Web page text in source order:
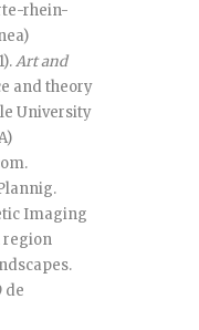
rhein-
Art and
and theory
University
Imaging
region
de